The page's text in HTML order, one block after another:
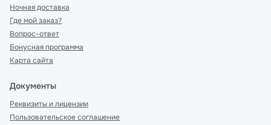
Ночная доставка
Где мой заказ?
Вопрос-ответ
Бонусная программа
Карта сайта
Документы
Реквизиты и лицензии
Пользовательское соглашение